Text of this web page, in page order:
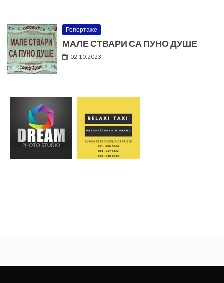
Репортаже
МАЛЕ СТВАРИ СА ПУНО ДУШЕ
02.10.2023.